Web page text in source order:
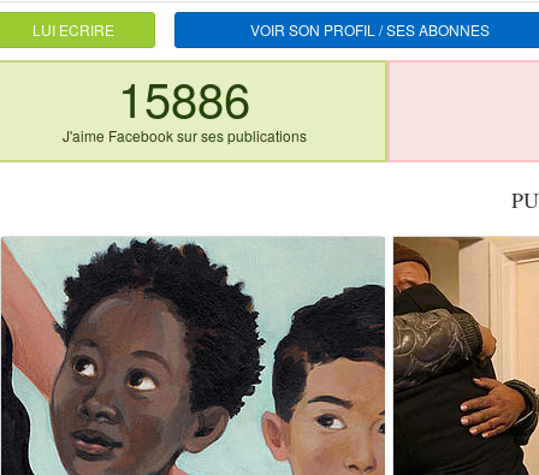
LUI ECRIRE VOIR SON PROFIL / SES ABONNES
15886
J'aime Facebook sur ses publications